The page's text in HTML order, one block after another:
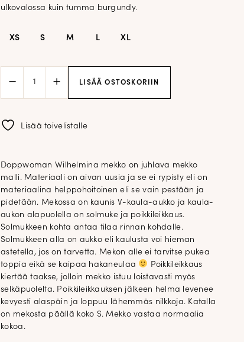
ulkovalossa kuin tumma burgundy.
XS S M L XL
Wilhelmina
midimekko;
määrä
LISÄÄ OSTOSKORIIN
Lisää toivelistalle
Doppwoman Wilhelmina mekko on juhlava mekko
malli. Materiaali on aivan uusia ja se ei rypisty eli on
materiaalina helppohoitoinen eli se vain pestään ja
pidetään. Mekossa on kaunis V-kaula-aukko ja kaula-
aukon alapuolella on solmuke ja poikkileikkaus.
Solmukkeen kohta antaa tilaa rinnan kohdalle.
Solmukkeen alla on aukko eli kaulusta voi hieman
astetella, jos on tarvetta. Mekon alle ei tarvitse pukea
toppia eikä se kaipaa hakaneulaa
Poikkileikkaus
kiertää taakse, jolloin mekko istuu loistavasti myös
selkäpuolelta. Poikkileikkauksen jälkeen helma levenee
kevyesti alaspäin ja loppuu lähemmäs nilkkoja. Katalla
on mekosta päällä koko S. Mekko vastaa normaalia
kokoa.